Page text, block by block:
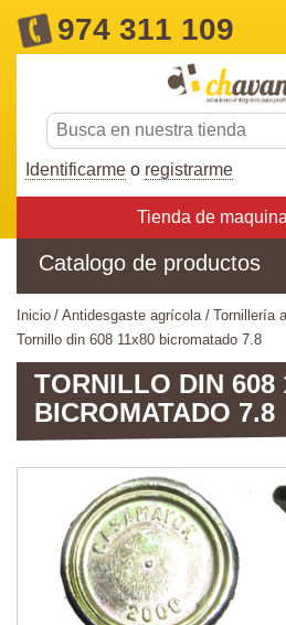
974 311 109
Identificarme o registrarme
Tienda de
Catalogo de productos
inicio antidesgaste agrícola
tornillería
tornillo din 608 11x80 bicromatado 7.8
TORNILLO DIN 608
BICROMATADO 7.8